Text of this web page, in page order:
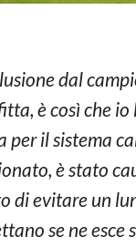
dal
è così che
per il sistema
è stato
di evitare un
se ne esce